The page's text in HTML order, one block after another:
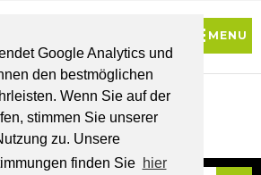
Google Analytics und
den bestmöglichen
Wenn Sie auf der
stimmen Sie unserer
zu. Unsere
finden Sie hier
MEIN
WUNSCHLISTE